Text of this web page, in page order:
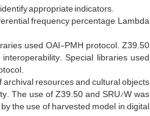
appropriate indicators.
frequency, percentage, Lambda
used OAI-PMH protocol. Z39.50
Special libraries used
resources and cultural objects
The use of Z39.50 and SRU/W was
the use of harvested model in digital